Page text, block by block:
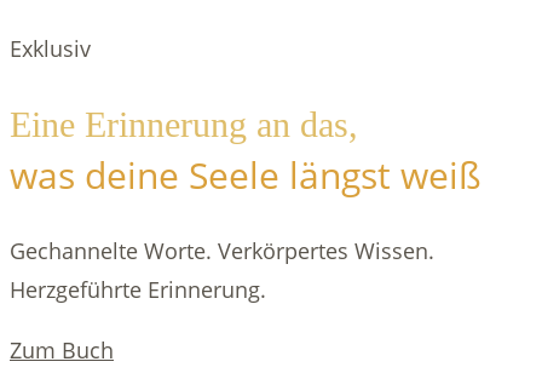
Exklusiv
Eine Erinnerung an das,
was deine Seele längst weiß
Gechannelte Worte. Verkörpertes Wissen.
Herzgeführte Erinnerung.
Zum Buch